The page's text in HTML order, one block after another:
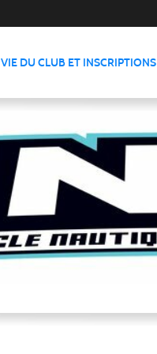
VIE DU CLUB ET INSCRIPTIONS